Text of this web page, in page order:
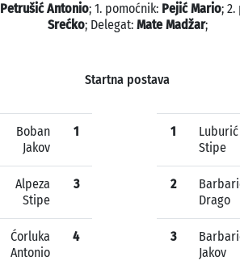
Petrušić Antonio; 1. pomoćnik: Pejić Mario;
Srećko; Delegat: Mate Madžar;
Startna postava
Boban
Jakov
1
Alpeza
Stipe
3
Ćorluka
Antonio
4
1
Luburić
Stipe
2
Drago
3
Jakov